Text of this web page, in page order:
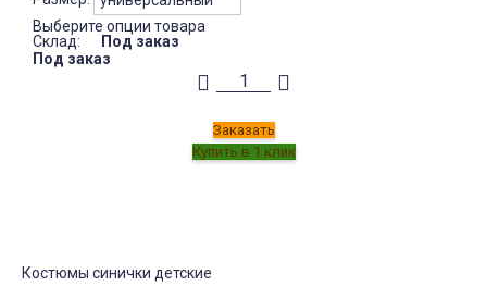
Выберите опции товара
Склад:
Под заказ
Под заказ
Заказать
Костюмы синички детские